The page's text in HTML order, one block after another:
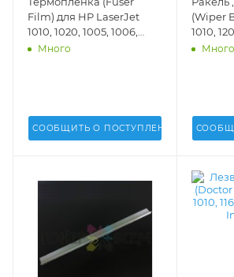
Film) для HP LaserJet
1010, 1020, 1005, 1006,
1022,1015, 1160, 1320, P
Много
СООБЩИТЬ О ПОСТУПЛЕНИИ
(Wiper
1010,
1320,Много